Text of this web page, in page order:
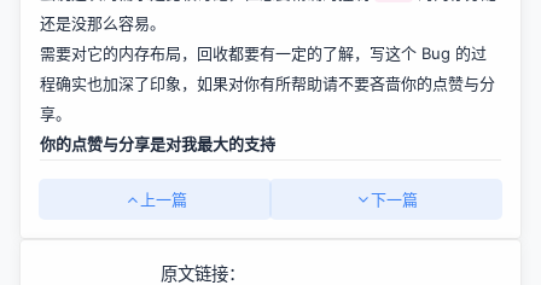
还是没那么容易。
需要对它的内存布局，回收都要有一定的了解，写这个 Bug 的过
程确实也加深了印象，如果对你有所帮助请不要吝啬你的点赞与分
享。
你的点赞与分享是对我最大的支持
上一篇 下一篇
原文链接：